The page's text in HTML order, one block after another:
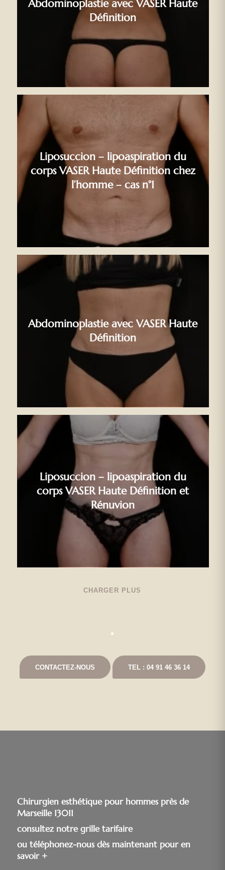
Abdominoplastie avec VASER Haute
Définition
Liposuccion – lipoaspiration du
corps VASER Haute Définition chez
l’homme – cas n°1
Abdominoplastie avec VASER Haute
Définition
Liposuccion – lipoaspiration du
corps VASER Haute Définition et
Rénuvion
CHARGER PLUS
CONTACTEZ-NOUS TEL : 04 91 46 36 14
Chirurgien esthétique pour hommes près de
Marseille 13011
consultez notre grille tarifaire
ou téléphonez-nous dès maintenant pour en
savoir +